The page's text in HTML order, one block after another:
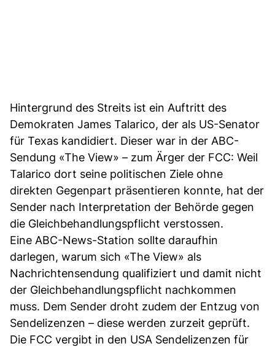
Hintergrund des Streits ist ein Auftritt des
Demokraten James Talarico, der als US-Senator
für Texas kandidiert. Dieser war in der ABC-
Sendung «The View» – zum Ärger der FCC: Weil
Talarico dort seine politischen Ziele ohne
direkten Gegenpart präsentieren konnte, hat der
Sender nach Interpretation der Behörde gegen
die Gleichbehandlungspflicht verstossen.
Eine ABC-News-Station sollte daraufhin
darlegen, warum sich «The View» als
Nachrichtensendung qualifiziert und damit nicht
der Gleichbehandlungspflicht nachkommen
muss. Dem Sender droht zudem der Entzug von
Sendelizenzen – diese werden zurzeit geprüft.
Die FCC vergibt in den USA Sendelizenzen für